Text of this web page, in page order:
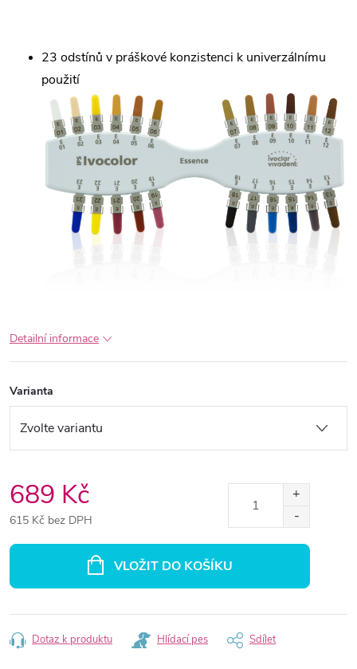
23 odstínů v práškové konzistenci k univerzálnímu
použití
Detailní informace
Varianta
689 Kč
615 Kč bez DPH
VLOŽIT DO KOŠÍKU
Dotaz k produktu Hlídací pes Sdílet